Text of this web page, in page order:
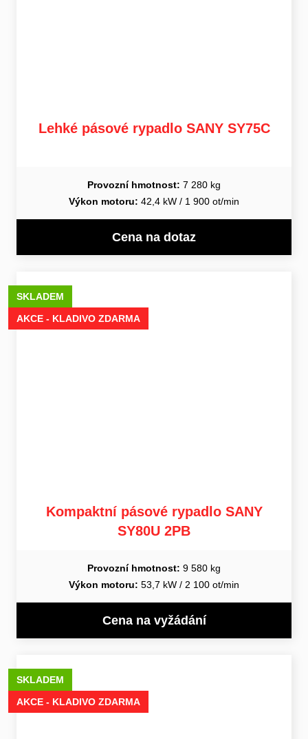
Lehké pásové rypadlo SANY SY75C
Provozní hmotnost: 7 280 kg
Výkon motoru: 42,4 kW / 1 900 ot/min
Cena na dotaz
SKLADEM
AKCE - KLADIVO ZDARMA
Kompaktní pásové rypadlo SANY
SY80U 2PB
Provozní hmotnost: 9 580 kg
Výkon motoru: 53,7 kW / 2 100 ot/min
Cena na vyžádání
SKLADEM
AKCE - KLADIVO ZDARMA